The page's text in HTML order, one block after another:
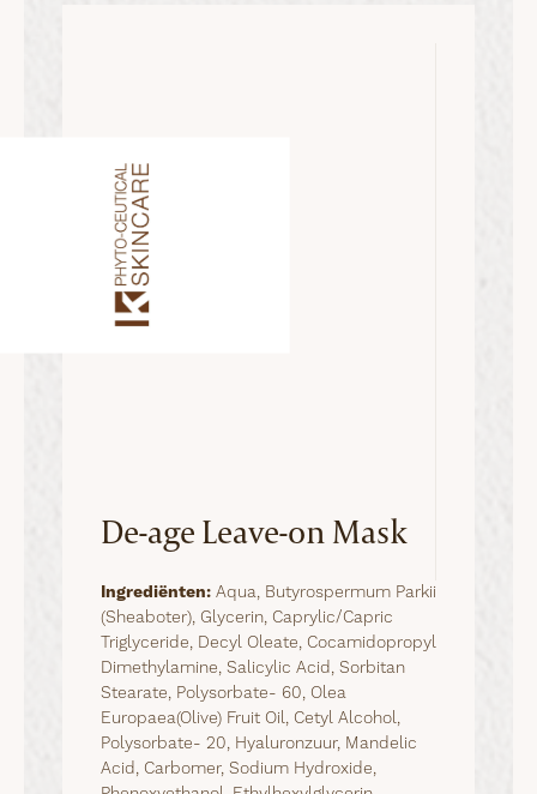
De-age Leave-on Mask
Ingrediënten: Aqua, Butyrospermum Parkii
(Sheaboter), Glycerin, Caprylic/Capric
Triglyceride, Decyl Oleate, Cocamidopropyl
Dimethylamine, Salicylic Acid, Sorbitan
Stearate, Polysorbate- 60, Olea
Europaea(Olive) Fruit Oil, Cetyl Alcohol,
Polysorbate- 20, Hyaluronzuur, Mandelic
Acid, Carbomer, Sodium Hydroxide,